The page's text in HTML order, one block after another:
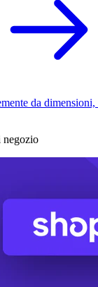
da dimensioni,